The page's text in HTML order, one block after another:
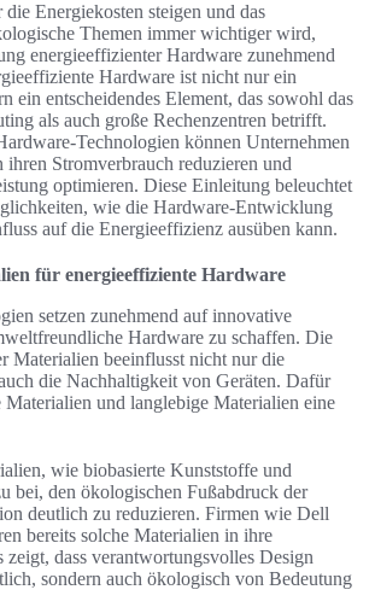
Energiekosten steigen und das
Themen immer wichtiger wird,
energieeffizienter Hardware zunehmend
Hardware ist nicht nur ein
ein entscheidendes Element, das sowohl das
als auch große Rechenzentren betrifft.
Technologien können Unternehmen
ihren Stromverbrauch reduzieren und
optimieren. Diese Einleitung beleuchtet
wie die Hardware-Entwicklung
auf die Energieeffizienz ausüben kann.
für energieeffiziente Hardware
setzen zunehmend auf innovative
Hardware zu schaffen. Die
Materialien beeinflusst nicht nur die
die Nachhaltigkeit von Geräten. Dafür
Materialien und langlebige Materialien eine
wie biobasierte Kunststoffe und
bei, den ökologischen Fußabdruck der
deutlich zu reduzieren. Firmen wie Dell
bereits solche Materialien in ihre
dass verantwortungsvolles Design
sondern auch ökologisch von Bedeutung